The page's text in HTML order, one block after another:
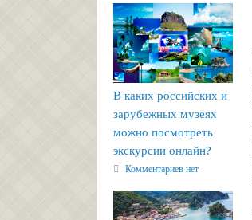
В каких российских и
зарубежных музеях
можно посмотреть
экскурсии онлайн?
Комментариев нет